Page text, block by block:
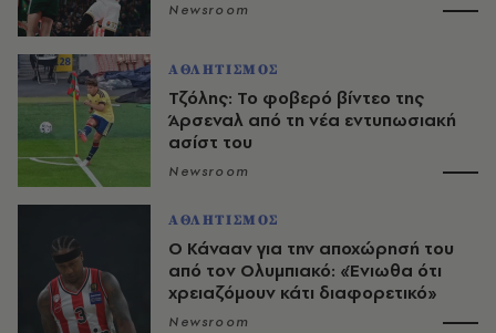
Newsroom
ΑΘΛΗΤΙΣΜΟΣ
Τζόλης: Το φοβερό βίντεο της
Άρσεναλ από τη νέα εντυπωσιακή
ασίστ του
Newsroom
ΑΘΛΗΤΙΣΜΟΣ
Ο Κάνααν για την αποχώρησή του
από τον Ολυμπιακό: «Ένιωθα ότι
χρειαζόμουν κάτι διαφορετικό»
Newsroom